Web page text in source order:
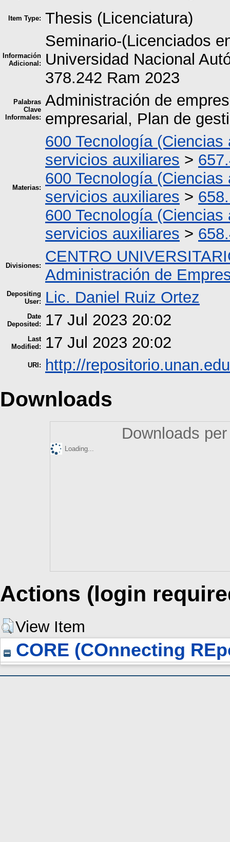
Item Type: Thesis (Licenciatura)
Información
Adicional:
Seminario-(Licenciados
Universidad Nacional
378.242 Ram 2023
Palabras
Clave
Informales:
Administración de
empresarial, Plan de
Materias:
600 Tecnología (Ciencias
servicios auxiliares >
600 Tecnología (Ciencias
servicios auxiliares >
600 Tecnología (Ciencias
servicios auxiliares >
Divisiones:
CENTRO
Administración de
Depositing
User:
Lic. Daniel Ruiz Ortez
Date
Deposited:
17 Jul 2023 20:02
Last
Modified:
17 Jul 2023 20:02
URI: http://
Downloads
Downloads
Loading...
Actions (login
View Item
CORE (COnnecting